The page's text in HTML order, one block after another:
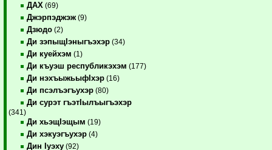
ДАХ (69)
Джэрпэджэж (9)
Дзюдо (2)
Ди зэпыщIэныгъэхэр (34)
Ди куейхэм (1)
Ди къуэш республикэхэм (177)
Ди нэхъыжьыфIхэр (16)
Ди псэлъэгъухэр (80)
Ди сурэт гъэтIылъыгъэхэр
(341)
Ди хьэщIэщым (19)
Ди хэкуэгъухэр (4)
Дин Iуэху (92)